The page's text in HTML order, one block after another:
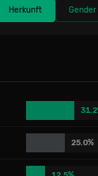
Herkunft Gender
25.0%